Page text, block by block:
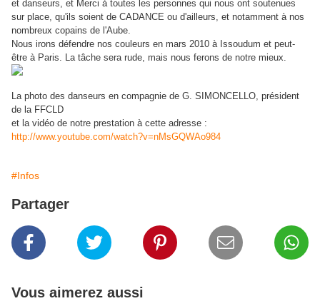
et danseurs, et Merci à toutes les personnes qui nous ont soutenues
sur place, qu'ils soient de CADANCE ou d'ailleurs, et notamment à nos
nombreux copains de l'Aube.
Nous irons défendre nos couleurs en mars 2010 à Issoudum et peut-
être à Paris. La tâche sera rude, mais nous ferons de notre mieux.
La photo des danseurs en compagnie de G. SIMONCELLO, président
de la FFCLD
et la vidéo de notre prestation à cette adresse :
http://www.youtube.com/watch?v=nMsGQWAo984
#Infos
Partager
Vous aimerez aussi